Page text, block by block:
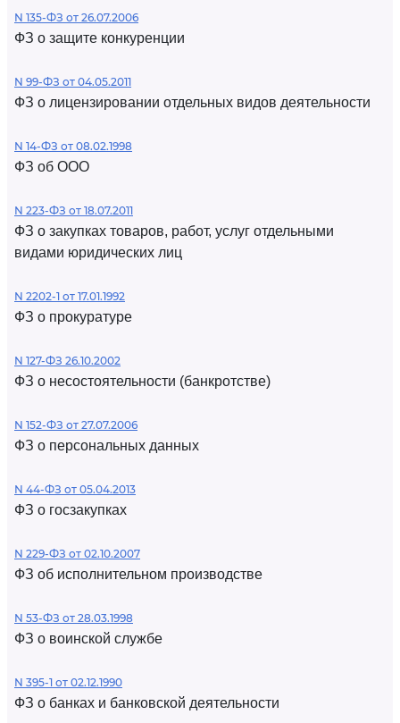
N 135-ФЗ от 26.07.2006
ФЗ о защите конкуренции
N 99-ФЗ от 04.05.2011
ФЗ о лицензировании отдельных видов деятельности
N 14-ФЗ от 08.02.1998
ФЗ об ООО
N 223-ФЗ от 18.07.2011
ФЗ о закупках товаров, работ, услуг отдельными
видами юридических лиц
N 2202-1 от 17.01.1992
ФЗ о прокуратуре
N 127-ФЗ 26.10.2002
ФЗ о несостоятельности (банкротстве)
N 152-ФЗ от 27.07.2006
ФЗ о персональных данных
N 44-ФЗ от 05.04.2013
ФЗ о госзакупках
N 229-ФЗ от 02.10.2007
ФЗ об исполнительном производстве
N 53-ФЗ от 28.03.1998
ФЗ о воинской службе
N 395-1 от 02.12.1990
ФЗ о банках и банковской деятельности